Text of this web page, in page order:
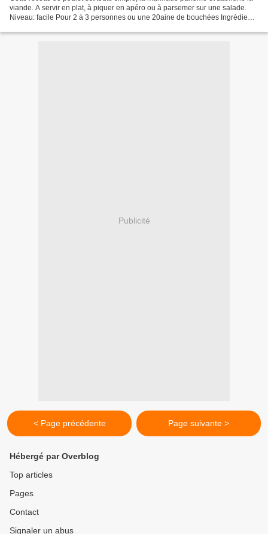
viande. A servir en plat, à piquer en apéro ou à parsemer sur une salade.
Niveau: facile Pour 2 à 3 personnes ou une 20aine de bouchées Ingrédients
Publicité
< Page précédente Page suivante >
Hébergé par Overblog
Top articles
Pages
Contact
Signaler un abus